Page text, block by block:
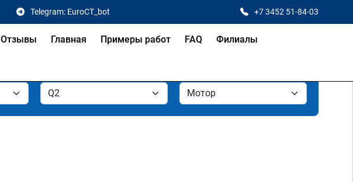
Telegram: EuroCT_bot +7 3452 51-84-03
Отзывы Главная Примеры работ FAQ Филиалы